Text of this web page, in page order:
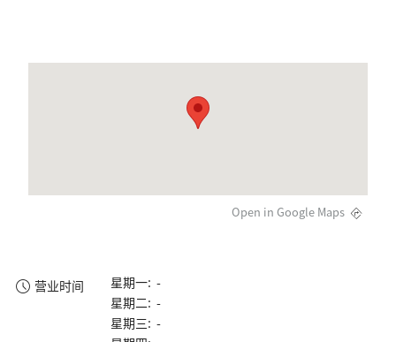
Open in Google Maps
营业时间
星期一: -
星期二: -
星期三: -